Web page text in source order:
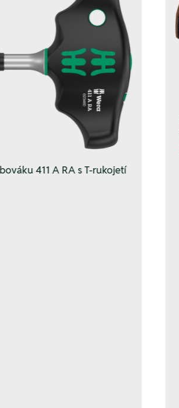
411 A RA s T-rukojetí